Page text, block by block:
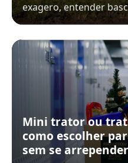
exagero, entender
Mini trator ou
como escolher
sem se arrepender